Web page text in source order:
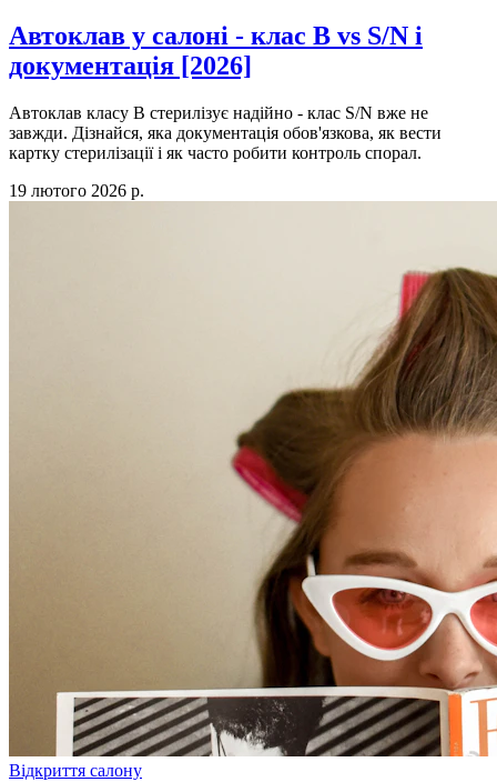
Автоклав у салоні - клас B vs S/N і
документація [2026]
Автоклав класу B стерилізує надійно - клас S/N вже не
завжди. Дізнайся, яка документація обов'язкова, як вести
картку стерилізації і як часто робити контроль спорал.
19 лютого 2026 р.
Відкриття салону